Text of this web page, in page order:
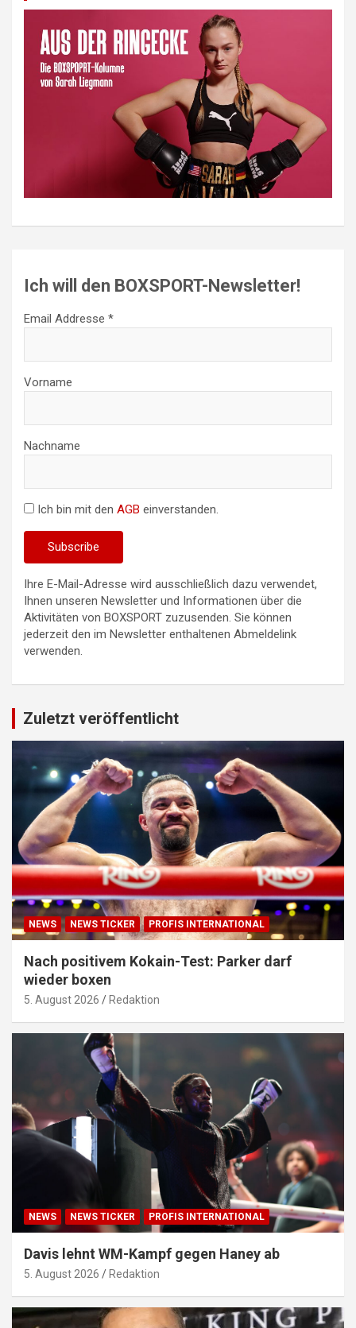
Ich will den BOXSPORT-Newsletter!
Email Addresse *
Vorname
Nachname
Ich bin mit den AGB einverstanden.
Ihre E-Mail-Adresse wird ausschließlich dazu verwendet,
Ihnen unseren Newsletter und Informationen über die
Aktivitäten von BOXSPORT zuzusenden. Sie können
jederzeit den im Newsletter enthaltenen Abmeldelink
verwenden.
Zuletzt veröffentlicht
NEWS NEWS TICKER PROFIS INTERNATIONAL
Nach positivem Kokain-Test: Parker darf
wieder boxen
5. August 2026 Redaktion
NEWS NEWS TICKER PROFIS INTERNATIONAL
Davis lehnt WM-Kampf gegen Haney ab
5. August 2026 Redaktion